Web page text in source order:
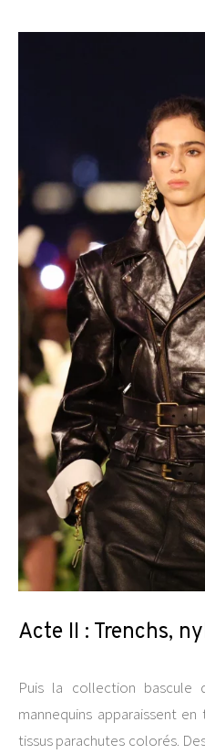
Acte II : Trenchs,
Puis la collection bascule
mannequins apparaissent
tissus parachutes colorés.